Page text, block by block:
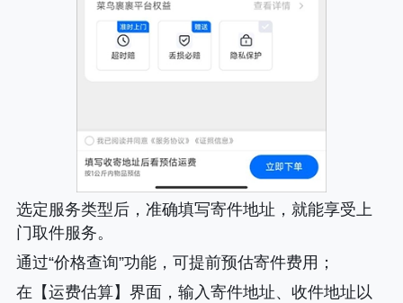
选定服务类型后，准确填写寄件地址，就能享受上
门取件服务。
通过“价格查询”功能，可提前预估寄件费用；
在【运费估算】界面，输入寄件地址、收件地址以